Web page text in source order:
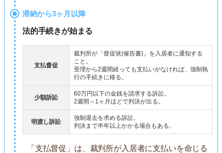
滞納から3ヶ月以降
法的手続きが始まる
支払督促
裁判所が「督促状(催告書)」を入居者に通知する
こと。
受理から2週間経っても支払いがなければ、強制執
行の手続きに移る。
少額訴訟
60万円以下の金銭を請求する訴訟。
2週間～1ヶ月ほどで判決が出る。
明渡し訴訟
強制退去を求める訴訟。
判決まで半年以上かかる場合もある。
「支払督促」は、裁判所が入居者に支払いを命じる